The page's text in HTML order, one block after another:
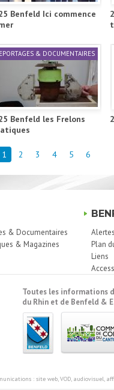
Benfeld Ici commence
& DOCUMENTAIRES
Benfeld les Frelons
1 2 3 4 5 6
& Documentaires
& Magazines
Plan
Liens
Toutes les informations
du Rhin et de Benfeld &
: site web, VOD, audiovisuel,